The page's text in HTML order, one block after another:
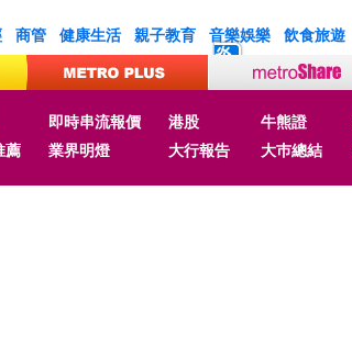
商管 健康生活 親子教育 音樂娛樂 飲食旅遊
炎
即時串流報價 港股 牛熊證
薦 業界明燈 大行報告 大巿總結